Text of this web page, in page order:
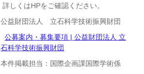
詳しくはHPをご確認ください。
公益財団法人 立石科学技術振興財団
公募案内・募集要項 | 公益財団法人 立
石科学技術振興財団
本件掲載担当：国際企画課国際学術係